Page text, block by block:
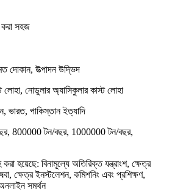
করা সহজ
দোকান, উত্পাদন উদ্ভিদ
নোডুলার অ্যাসিকুলার কাস্ট লোহা
ভারত, পাকিস্তান ইত্যাদি
800000 টন/বছর, 1000000 টন/বছর,
করা হয়েছে: বিনামূল্যে অতিরিক্ত যন্ত্রাংশ, ক্ষেত্র
ক্ষেত্র ইনস্টলেশন, কমিশনিং এবং প্রশিক্ষণ,
সমর্থন